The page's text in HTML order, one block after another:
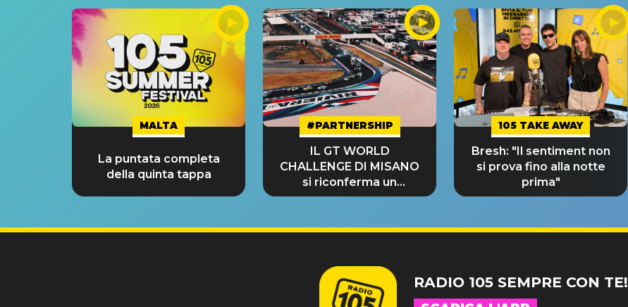
MALTA
La puntata completa
della quinta tappa
#PARTNERSHIP
IL GT WORLD
CHALLENGE DI MISANO
si riconferma un
GRANDE SUCCESSO!
105 TAKE AWAY
Bresh: "Il sentiment non
si prova fino alla notte
prima"
RADIO 105 SEMPRE CON TE!